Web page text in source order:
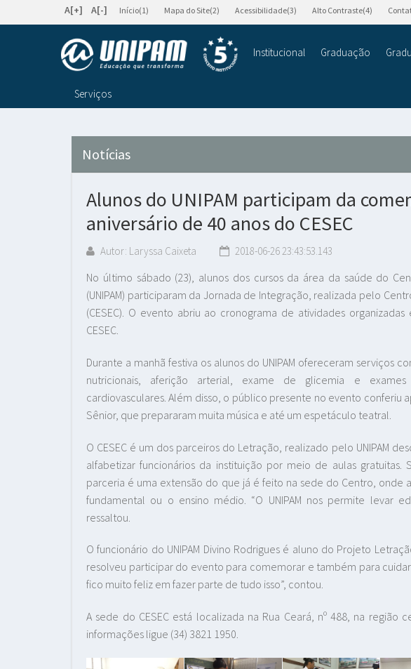
A[+] A[-] Início(1) Mapa do Site(2) Acessibilidade(3) Alto Contraste(4)
Institucional Graduação
Serviços
Notícias
Alunos do UNIPAM participam da
aniversário de 40 anos do CESEC
Autor: Laryssa Caixeta 2018-06-26 23:43:53.143
No último sábado (23), alunos dos cursos da área da saúde do
(UNIPAM) participaram da Jornada de Integração, realizada pelo
(CESEC). O evento abriu ao cronograma de atividades
CESEC.
Durante a manhã festiva os alunos do UNIPAM ofereceram serviços
nutricionais, aferição arterial, exame de glicemia e
cardiovasculares. Além disso, o público presente no evento conferiu
Sênior, que prepararam muita música e até um espetáculo teatral.
O CESEC é um dos parceiros do Letração, realizado pelo UNIPAM
alfabetizar funcionários da instituição por meio de aulas gratuitas.
parceria é uma extensão do que já é feito na sede do Centro, onde
fundamental ou o ensino médio. “O UNIPAM nos permite levar
ressaltou.
O funcionário do UNIPAM Divino Rodrigues é aluno do Projeto
resolveu participar do evento para comemorar e também para
fico muito feliz em fazer parte de tudo isso”, contou.
A sede do CESEC está localizada na Rua Ceará, nº 488, na região
informações ligue (34) 3821 1950.